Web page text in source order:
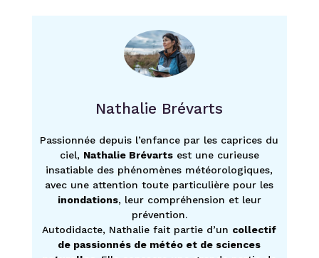
Nathalie Brévarts
Passionnée depuis l’enfance par les caprices du
ciel, Nathalie Brévartsest une curieuse
insatiable des phénomènes météorologiques,
avec une attention toute particulière pour les
inondations, leur compréhension et leur
prévention.
Autodidacte, Nathalie fait partie d’un collectif
de passionnés de météo et de sciences